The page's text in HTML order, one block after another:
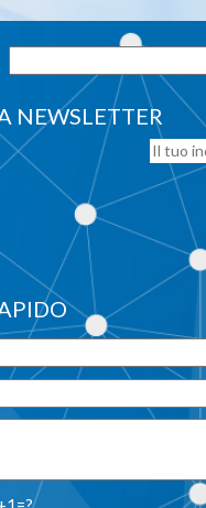
NEWSLETTER